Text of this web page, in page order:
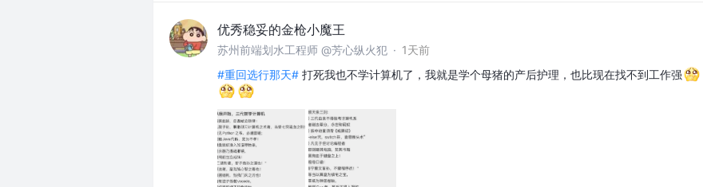
优秀稳妥的金枪小魔王
苏州前端划水工程师 @芳心纵火犯 · 1天前
#重回选行那天# 打死我也不学计算机了，我就是学个母猪的产后护理，也比现在找不到工作强